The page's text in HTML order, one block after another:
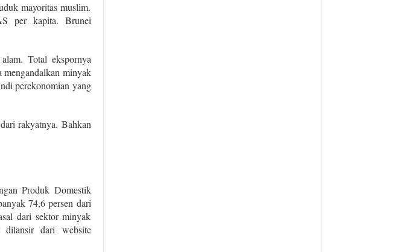
mayoritas muslim.
per kapita. Brunei
Total ekspornya
mengandalkan minyak
perekonomian yang
rakyatnya. Bahkan
Produk Domestik
74,6 persen dari
dari sektor minyak
dilansir dari website